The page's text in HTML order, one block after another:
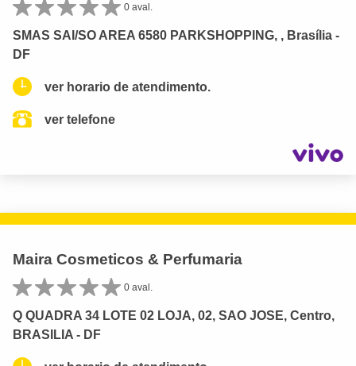
0 aval.
SMAS SAI/SO AREA 6580 PARKSHOPPING, , Brasília -
DF
ver horario de atendimento.
ver telefone
Maira Cosmeticos & Perfumaria
0 aval.
Q QUADRA 34 LOTE 02 LOJA, 02, SAO JOSE, Centro,
BRASILIA - DF